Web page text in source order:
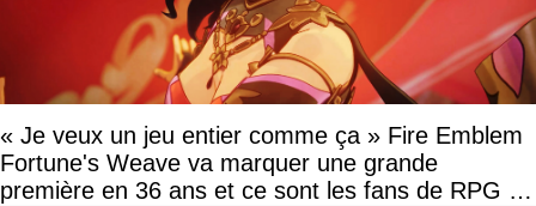
« Je veux un jeu entier comme ça » Fire Emblem
Fortune's Weave va marquer une grande
première en 36 ans et ce sont les fans de RPG en